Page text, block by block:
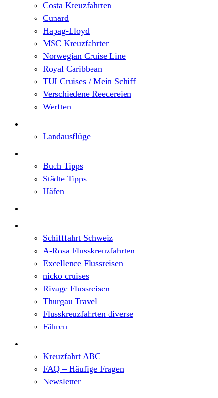
Costa Kreuzfahrten
Cunard
Hapag-Lloyd
MSC Kreuzfahrten
Norwegian Cruise Line
Royal Caribbean
TUI Cruises / Mein Schiff
Verschiedene Reedereien
Werften
Landausflüge
Buch Tipps
Städte Tipps
Häfen
Schifffahrt Schweiz
A-Rosa Flusskreuzfahrten
Excellence Flussreisen
nicko cruises
Rivage Flussreisen
Thurgau Travel
Flusskreuzfahrten diverse
Fähren
Kreuzfahrt ABC
FAQ – Häufige Fragen
Newsletter